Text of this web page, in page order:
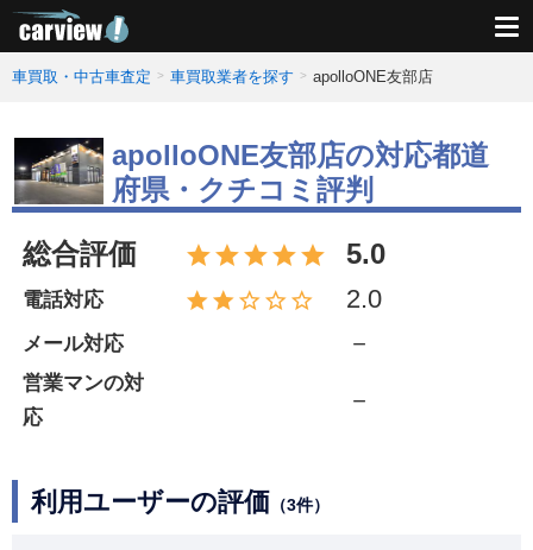
車買取・中古車査定 車買取業者を探す apolloONE友部店
apolloONE友部店の対応都道
府県・クチコミ評判
総合評価 5.0
電話対応 2.0
メール対応 －
営業マンの対
応
－
利用ユーザーの評価 （3件）